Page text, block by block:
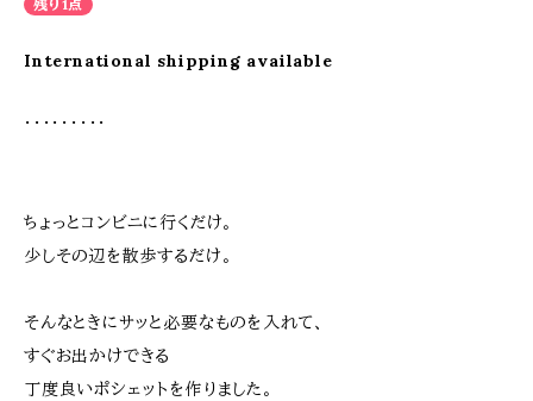
残り1点
International shipping available
・・・・・・・・・
ちょっとコンビニに行くだけ。
少しその辺を散歩するだけ。
そんなときにサッと必要なものを入れて、
すぐお出かけできる
丁度良いポシェットを作りました。